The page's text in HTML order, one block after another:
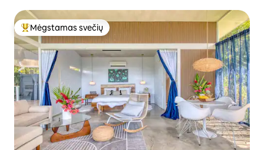
Svečių mėgstamiausias
Mėgstamas svečių